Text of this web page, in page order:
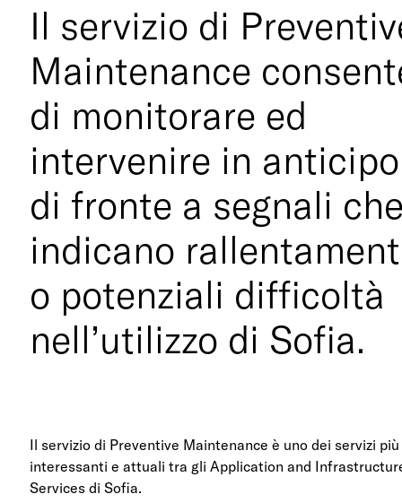
Il servizio di
Maintenance
di monitorare ed
intervenire in anticipo
di fronte a segnali
indicano
o potenziali difficoltà
nell’utilizzo di Sofia.
Il servizio di Preventive Maintenance è uno dei servizi più
interessanti e attuali tra gli Application and
Services di Sofia.